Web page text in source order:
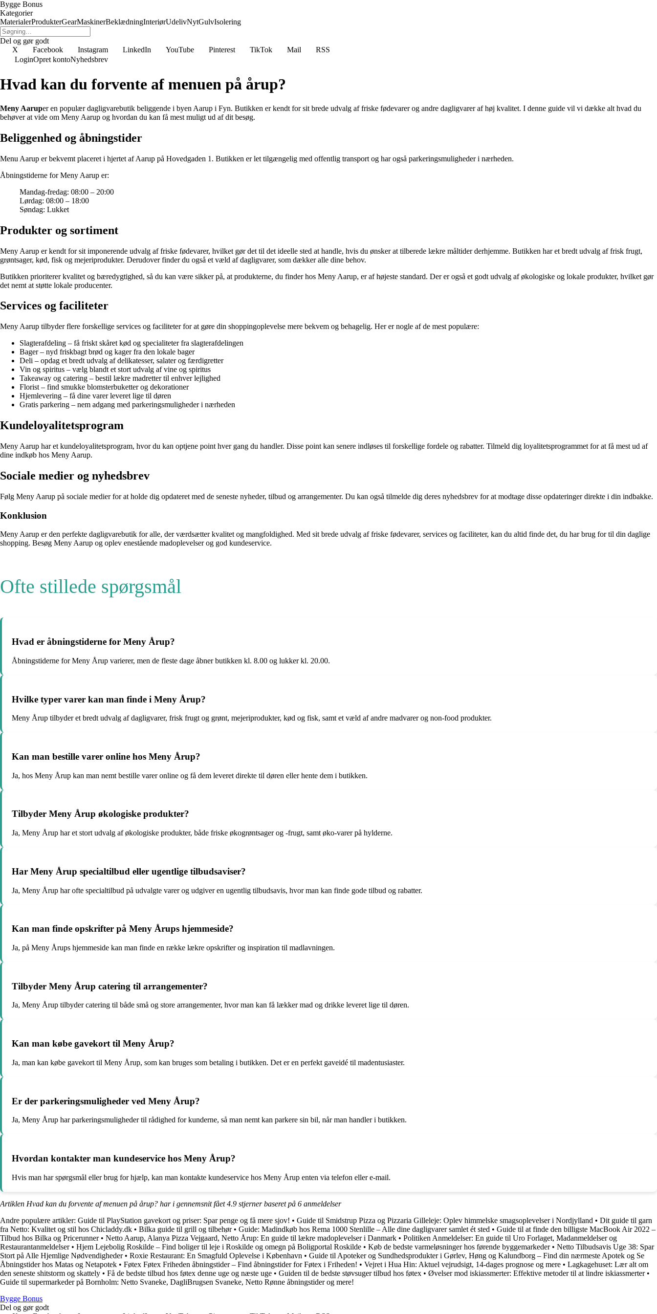
Bygge Bonus
Kategorier
MaterialerProdukterGearMaskinerBeklædningInteriørUdelivNytGulvIsolering
Del og gør godt
X
Facebook Instagram LinkedIn YouTube Pinterest TikTok Mail
RSS
LoginOpret kontoNyhedsbrev
Hvad kan du forvente af menuen på årup?
Meny Aaruper en populær dagligvarebutik beliggende i byen Aarup i Fyn. Butikken er kendt for sit brede udvalg af friske fødevarer og andre dagligvarer af høj kvalitet. I denne guide vil vi dække alt hvad du
behøver at vide om Meny Aarup og hvordan du kan få mest muligt ud af dit besøg.
Beliggenhed og åbningstider
Menu Aarup er bekvemt placeret i hjertet af Aarup på Hovedgaden 1. Butikken er let tilgængelig med offentlig transport og har også parkeringsmuligheder i nærheden.
Åbningstiderne for Meny Aarup er:
Mandag-fredag: 08:00 – 20:00
Lørdag: 08:00 – 18:00
Søndag: Lukket
Produkter og sortiment
Meny Aarup er kendt for sit imponerende udvalg af friske fødevarer, hvilket gør det til det ideelle sted at handle, hvis du ønsker at tilberede lækre måltider derhjemme. Butikken har et bredt udvalg af frisk frugt,
grøntsager, kød, fisk og mejeriprodukter. Derudover finder du også et væld af dagligvarer, som dækker alle dine behov.
Butikken prioriterer kvalitet og bæredygtighed, så du kan være sikker på, at produkterne, du finder hos Meny Aarup, er af højeste standard. Der er også et godt udvalg af økologiske og lokale produkter, hvilket gør
det nemt at støtte lokale producenter.
Services og faciliteter
Meny Aarup tilbyder flere forskellige services og faciliteter for at gøre din shoppingoplevelse mere bekvem og behagelig. Her er nogle af de mest populære:
Slagterafdeling – få friskt skåret kød og specialiteter fra slagterafdelingen
Bager – nyd friskbagt brød og kager fra den lokale bager
Deli – opdag et bredt udvalg af delikatesser, salater og færdigretter
Vin og spiritus – vælg blandt et stort udvalg af vine og spiritus
Takeaway og catering – bestil lækre madretter til enhver lejlighed
Florist – find smukke blomsterbuketter og dekorationer
Hjemlevering – få dine varer leveret lige til døren
Gratis parkering – nem adgang med parkeringsmuligheder i nærheden
Kundeloyalitetsprogram
Meny Aarup har et kundeloyalitetsprogram, hvor du kan optjene point hver gang du handler. Disse point kan senere indløses til forskellige fordele og rabatter. Tilmeld dig loyalitetsprogrammet for at få mest ud af
dine indkøb hos Meny Aarup.
Sociale medier og nyhedsbrev
Følg Meny Aarup på sociale medier for at holde dig opdateret med de seneste nyheder, tilbud og arrangementer. Du kan også tilmelde dig deres nyhedsbrev for at modtage disse opdateringer direkte i din indbakke.
Konklusion
Meny Aarup er den perfekte dagligvarebutik for alle, der værdsætter kvalitet og mangfoldighed. Med sit brede udvalg af friske fødevarer, services og faciliteter, kan du altid finde det, du har brug for til din daglige
shopping. Besøg Meny Aarup og oplev enestående madoplevelser og god kundeservice.
Ofte stillede spørgsmål
Hvad er åbningstiderne for Meny Årup?
Åbningstiderne for Meny Årup varierer, men de fleste dage åbner butikken kl. 8.00 og lukker kl. 20.00.
Hvilke typer varer kan man finde i Meny Årup?
Meny Årup tilbyder et bredt udvalg af dagligvarer, frisk frugt og grønt, mejeriprodukter, kød og fisk, samt et væld af andre madvarer og non-food produkter.
Kan man bestille varer online hos Meny Årup?
Ja, hos Meny Årup kan man nemt bestille varer online og få dem leveret direkte til døren eller hente dem i butikken.
Tilbyder Meny Årup økologiske produkter?
Ja, Meny Årup har et stort udvalg af økologiske produkter, både friske økogrøntsager og -frugt, samt øko-varer på hylderne.
Har Meny Årup specialtilbud eller ugentlige tilbudsaviser?
Ja, Meny Årup har ofte specialtilbud på udvalgte varer og udgiver en ugentlig tilbudsavis, hvor man kan finde gode tilbud og rabatter.
Kan man finde opskrifter på Meny Årups hjemmeside?
Ja, på Meny Årups hjemmeside kan man finde en række lækre opskrifter og inspiration til madlavningen.
Tilbyder Meny Årup catering til arrangementer?
Ja, Meny Årup tilbyder catering til både små og store arrangementer, hvor man kan få lækker mad og drikke leveret lige til døren.
Kan man købe gavekort til Meny Årup?
Ja, man kan købe gavekort til Meny Årup, som kan bruges som betaling i butikken. Det er en perfekt gaveidé til madentusiaster.
Er der parkeringsmuligheder ved Meny Årup?
Ja, Meny Årup har parkeringsmuligheder til rådighed for kunderne, så man nemt kan parkere sin bil, når man handler i butikken.
Hvordan kontakter man kundeservice hos Meny Årup?
Hvis man har spørgsmål eller brug for hjælp, kan man kontakte kundeservice hos Meny Årup enten via telefon eller e-mail.
Artiklen Hvad kan du forvente af menuen på årup? har i gennemsnit fået4.9 stjerner baseret på 6 anmeldelser
Andre populære artikler: Guide til PlayStation gavekort og priser: Spar penge og få mere sjov! • Guide til Smidstrup Pizza og Pizzaria Gilleleje: Oplev himmelske smagsoplevelser i Nordjylland • Dit guide til garn
fra Netto: Kvalitet og stil hos Chicladdy.dk • Bilka guide til grill og tilbehør• Guide: Madindkøb hos Rema 1000 Stenlille – Alle dine dagligvarer samlet ét sted • Guide til at finde den billigste MacBook Air 2022 –
Tilbud hos Bilka og Pricerunner• Netto Aarup, Alanya Pizza Vejgaard, Netto Årup: En guide til lækre madoplevelser i Danmark • Politiken Anmeldelser: En guide til Uro Forlaget, Madanmeldelser og
Restaurantanmeldelser• Hjem Lejebolig Roskilde – Find boliger til leje i Roskilde og omegn på Boligportal Roskilde • Køb de bedste varmeløsninger hos førende byggemarkeder• Netto Tilbudsavis Uge 38: Spar
Stort på Alle Hjemlige Nødvendigheder• Roxie Restaurant: En Smagfuld Oplevelse i København • Guide til Apoteker og Sundhedsprodukter i Gørlev, Høng og Kalundborg – Find din nærmeste Apotek og Se
Åbningstider hos Matas og Netapotek • Føtex Føtex Friheden åbningstider – Find åbningstider for Føtex i Friheden! • Vejret i Hua Hin: Aktuel vejrudsigt, 14-dages prognose og mere • Lagkagehuset: Lær alt om
den seneste shitstorm og skattely • Få de bedste tilbud hos føtex denne uge og næste uge • Guiden til de bedste støvsuger tilbud hos føtex • Øvelser mod iskiassmerter: Effektive metoder til at lindre iskiassmerter•
Guide til supermarkeder på Bornholm: Netto Svaneke, DagliBrugsen Svaneke, Netto Rønne åbningstider og mere!
Bygge Bonus
Del og gør godt